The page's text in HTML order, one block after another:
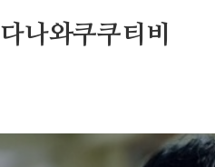
다나와쿠쿠티비